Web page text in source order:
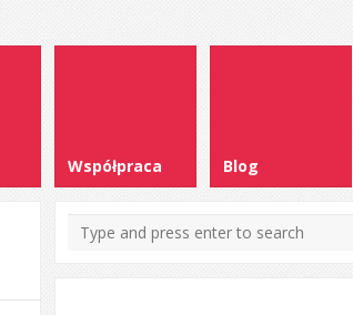
Współpraca Blog